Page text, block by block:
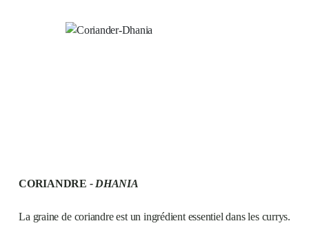
CORIANDRE - DHANIA
La graine de coriandre est un ingrédient essentiel dans les currys.